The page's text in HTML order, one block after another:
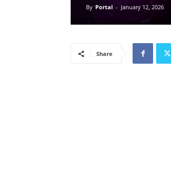
By Portal - January 12, 2026
Share